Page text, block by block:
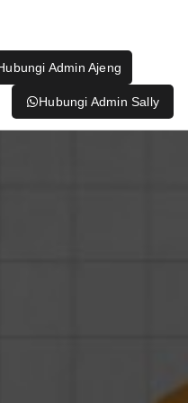
Admin Ajeng
Hubungi Admin Sally